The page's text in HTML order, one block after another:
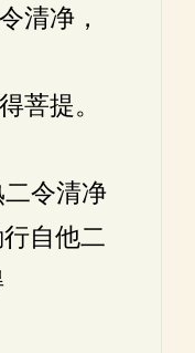
清净，
菩提。
令清净
自他二